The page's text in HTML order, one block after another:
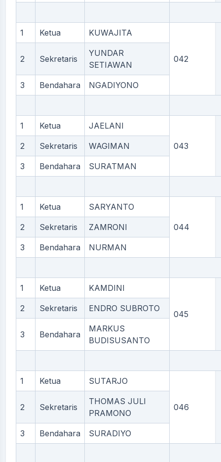
1 Ketua KUWAJITA
042
2 Sekretaris
YUNDAR
SETIAWAN
3 Bendahara NGADIYONO
1 Ketua JAELANI
043
2 Sekretaris WAGIMAN
3 Bendahara SURATMAN
1 Ketua SARYANTO
044
2 Sekretaris ZAMRONI
3 Bendahara NURMAN
1 Ketua KAMDINI
045
2 Sekretaris ENDRO SUBROTO
3 Bendahara
MARKUS
BUDISUSANTO
1 Ketua SUTARJO
046
2 Sekretaris
THOMAS JULI
PRAMONO
3 Bendahara SURADIYO